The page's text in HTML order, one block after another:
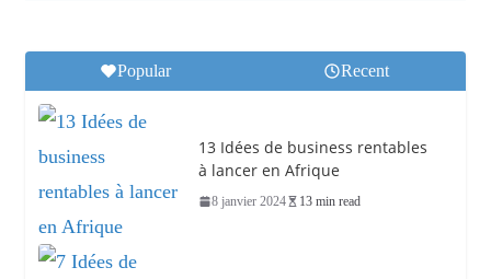
Popular Recent
13 Idées de business rentables
à lancer en Afrique
8 janvier 2024 13 min read